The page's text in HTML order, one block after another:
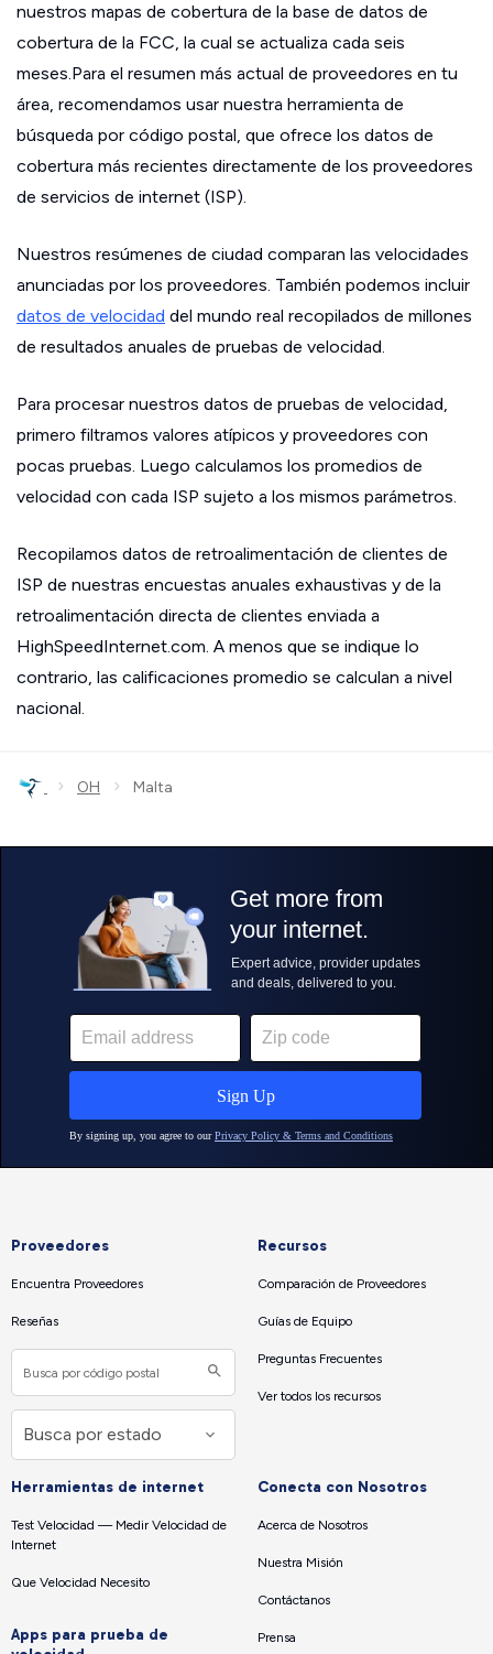
nuestros mapas de cobertura de la base de datos de
cobertura de la FCC, la cual se actualiza cada seis
meses.Para el resumen más actual de proveedores en tu
área, recomendamos usar nuestra herramienta de
búsqueda por código postal, que ofrece los datos de
cobertura más recientes directamente de los proveedores
de servicios de internet (ISP).
Nuestros resúmenes de ciudad comparan las velocidades
anunciadas por los proveedores. También podemos incluir
datos de velocidad del mundo real recopilados de millones
de resultados anuales de pruebas de velocidad.
Para procesar nuestros datos de pruebas de velocidad,
primero filtramos valores atípicos y proveedores con
pocas pruebas. Luego calculamos los promedios de
velocidad con cada ISP sujeto a los mismos parámetros.
Recopilamos datos de retroalimentación de clientes de
ISP de nuestras encuestas anuales exhaustivas y de la
retroalimentación directa de clientes enviada a
HighSpeedInternet.com. A menos que se indique lo
contrario, las calificaciones promedio se calculan a nivel
nacional.
› OH › Malta
Proveedores
Encuentra Proveedores
Reseñas
Recursos
Comparación de Proveedores
Guías de Equipo
Preguntas Frecuentes
Ver todos los recursos
Herramientas de internet
Test Velocidad — Medir Velocidad de
Internet
Que Velocidad Necesito
Apps para prueba de
Conecta con Nosotros
Acerca de Nosotros
Nuestra Misión
Contáctanos
Prensa